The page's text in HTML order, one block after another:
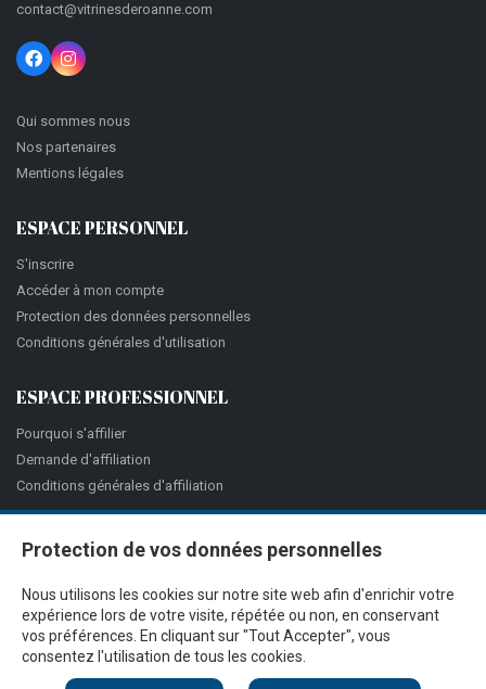
Protection de vos données personnelles
Nous utilisons les cookies sur notre site web afin d'enrichir votre
expérience lors de votre visite, répétée ou non, en conservant
vos préférences. En cliquant sur "Tout Accepter", vous
consentez l'utilisation de tous les cookies.
contact@vitrinesderoanne.com
Qui sommes nous
Nos partenaires
Mentions légales
ESPACE PERSONNEL
S'inscrire
Accéder à mon compte
Protection des données personnelles
Conditions générales d'utilisation
ESPACE PROFESSIONNEL
Pourquoi s'affilier
Demande d'affiliation
Conditions générales d'affiliation
@Proximité v.7.27.3-1 - Tous droits réservés - © 2026Ciss